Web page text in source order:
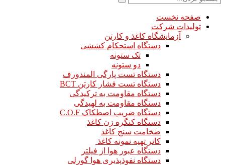
صفحه نخست
تولیدات شرکت
آزمایشگاه کاغذ و کارتن
دستگاه استحکام کششی
تک ستونه
دو ستونه
دستگاه تست پارگی المندورف
دستگاه تست فشار کارتن BCT
دستگاه مقاومت به ترکیدگی
دستگاه مقاومت به لهیدگی
دستگاه ضریب اصطکاک C.O.F
دستگاه کنگره زن کاغذ
ضخامت سنج کاغذ
کاتر تهیه نمونه کاغذ
دستگاه عبور هوا از فیلتر
دستگاه نفوذپذیری هوا گورلی